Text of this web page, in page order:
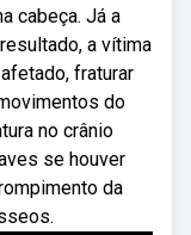
cabeça. Já a
a vítima
fraturar
do
no crânio
se houver
da